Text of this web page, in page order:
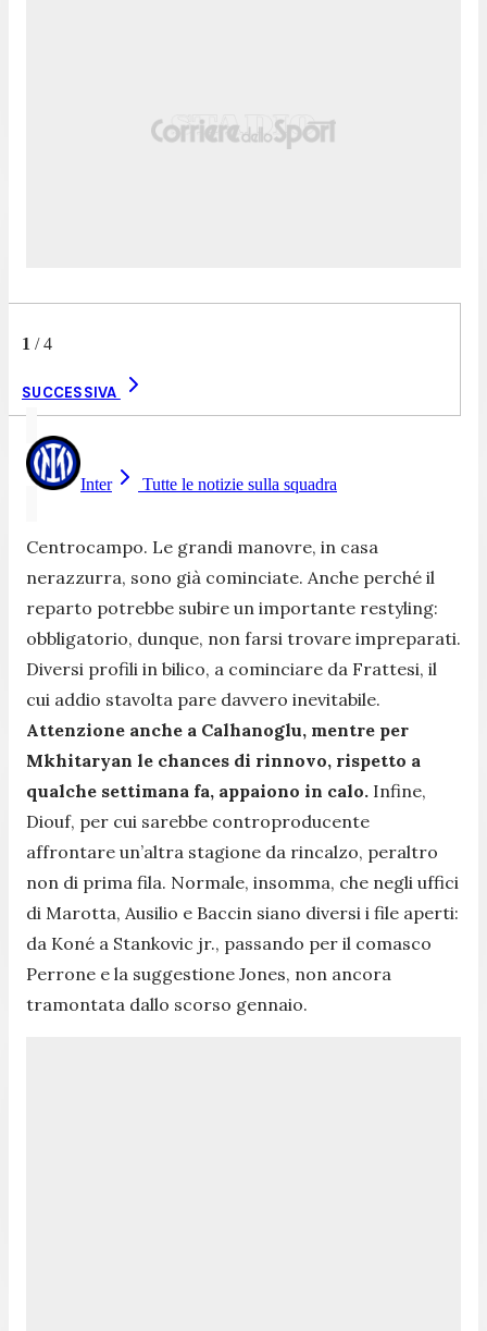
1 /4
SUCCESSIVA
Inter Tutte le notizie sulla squadra
Centrocampo. Le grandi manovre, in casa
nerazzurra, sono già cominciate. Anche perché il
reparto potrebbe subire un importante restyling:
obbligatorio, dunque, non farsi trovare impreparati.
Diversi profili in bilico, a cominciare da Frattesi, il
cui addio stavolta pare davvero inevitabile.
Attenzione anche a Calhanoglu, mentre per
Mkhitaryan le chances di rinnovo, rispetto a
qualche settimana fa, appaiono in calo. Infine,
Diouf, per cui sarebbe controproducente
affrontare un’altra stagione da rincalzo, peraltro
non di prima fila. Normale, insomma, che negli uffici
di Marotta, Ausilio e Baccin siano diversi i file aperti:
da Koné a Stankovic jr., passando per il comasco
Perrone e la suggestione Jones, non ancora
tramontata dallo scorso gennaio.